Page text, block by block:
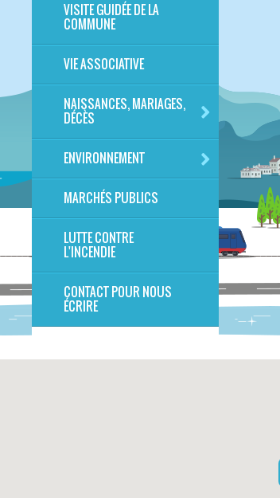
VISITE GUIDÉE DE LA
COMMUNE
VIE ASSOCIATIVE
NAISSANCES, MARIAGES,
DÉCÈS
ENVIRONNEMENT
MARCHÉS PUBLICS
LUTTE CONTRE
L'INCENDIE
CONTACT POUR NOUS
ÉCRIRE